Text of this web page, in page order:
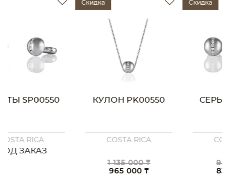
КУЛОН PK00550
COSTA RICA
СЕРЬГИ SK00550
COSTA RICA
987 000 ₸
839 000 ₸